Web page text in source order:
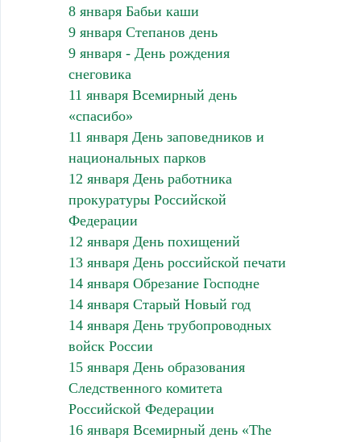
8 января Бабьи каши
9 января Степанов день
9 января - День рождения
снеговика
11 января Всемирный день
«спасибо»
11 января День заповедников и
национальных парков
12 января День работника
прокуратуры Российской
Федерации
12 января День похищений
13 января День российской печати
14 января Обрезание Господне
14 января Старый Новый год
14 января День трубопроводных
войск России
15 января День образования
Следственного комитета
Российской Федерации
16 января Всемирный день «The